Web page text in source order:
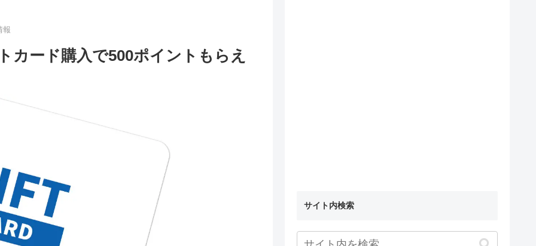
報
カード購入で500ポイントもらえ
サイト内検索